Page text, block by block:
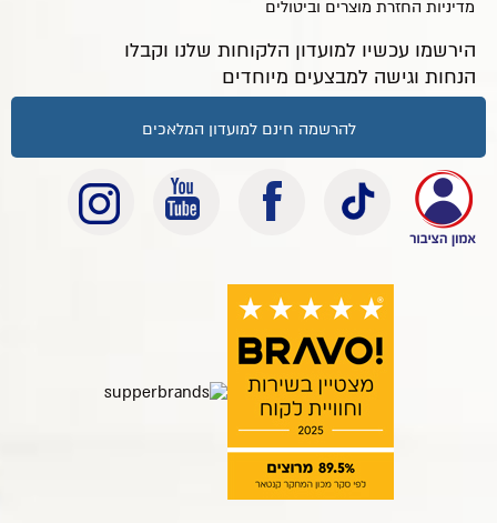
מדיניות החזרת מוצרים וביטולים
הירשמו עכשיו למועדון הלקוחות שלנו וקבלו
הנחות וגישה למבצעים מיוחדים
להרשמה חינם למועדון המלאכים